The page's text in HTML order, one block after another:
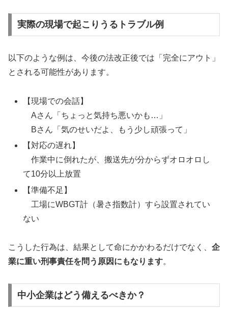
実際の現場で起こりうるトラブル例
以下のような例は、今後の法改正後では「完全にアウト」
とされる可能性があります。
【現場での会話】
Aさん「ちょっと気持ち悪いかも…」
Bさん「気のせいだよ、もう少し頑張って」
【対応の遅れ】
作業中に倒れたが、搬送先が分からずオロオロし
て10分以上放置
【準備不足】
工場にWBGT計（暑さ指数計）すら設置されてい
ない
こうした行為は、結果として命にかかわるだけでなく、 企
業に重い刑事責任を問う原因にもなります。
中小企業はどう備えるべきか？